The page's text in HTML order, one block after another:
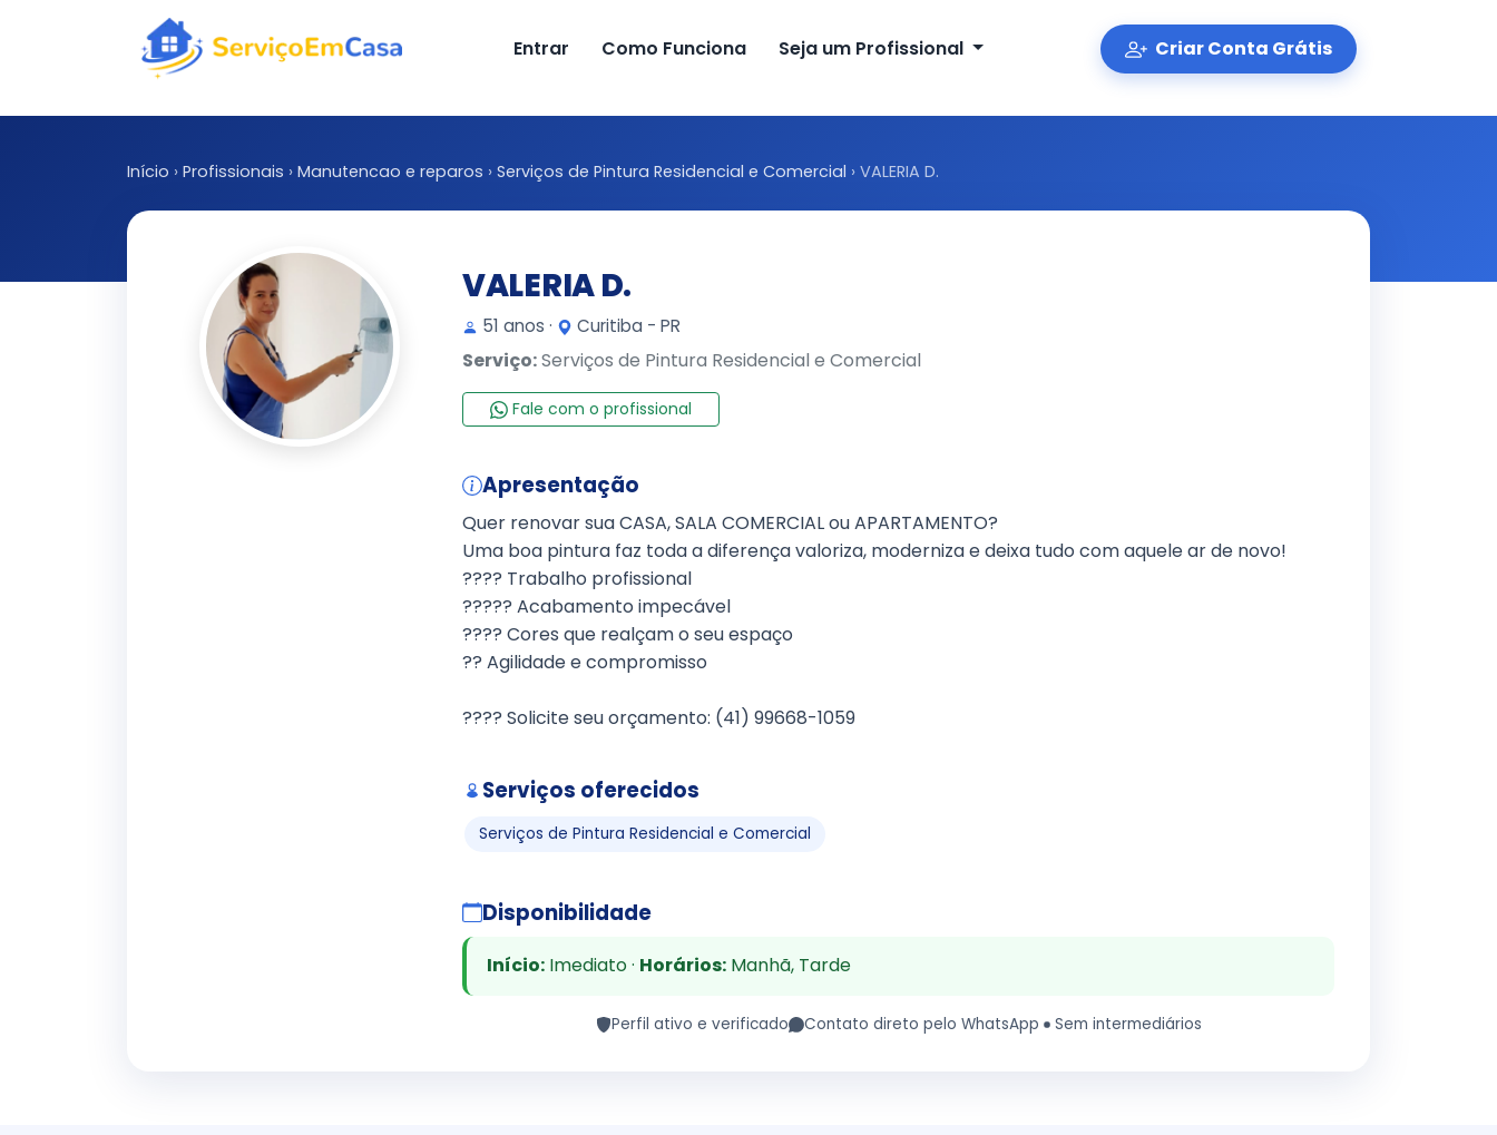
Entrar Como Funciona Seja um Profissional Criar Conta Grátis
Início › Profissionais › Manutencao e reparos › Serviços de Pintura Residencial e Comercial › VALERIA D.
VALERIA D.
51 anos · Curitiba - PR
Serviço:Serviços de Pintura Residencial e Comercial
Fale com o profissional
Apresentação
Quer renovar sua CASA, SALA COMERCIAL ou APARTAMENTO?
Uma boa pintura faz toda a diferença valoriza, moderniza e deixa tudo com aquele ar de novo!
???? Trabalho profissional
????? Acabamento impecável
???? Cores que realçam o seu espaço
?? Agilidade e compromisso
???? Solicite seu orçamento: (41) 99668-1059
Serviços oferecidos
Serviços de Pintura Residencial e Comercial
Disponibilidade
Início:Imediato · Horários:Manhã, Tarde
Perfil ativo e verificado Contato direto pelo WhatsApp Sem intermediários